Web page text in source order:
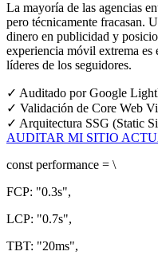
La mayoría de las agencias
pero técnicamente fracasan.
dinero en publicidad y
experiencia móvil extrema es
líderes de los seguidores.
✓ Auditado por Google
✓ Validación de Core Web
✓ Arquitectura SSG (Static
AUDITAR MI SITIO
const performance = \
FCP: "0.3s",
LCP: "0.7s",
TBT: "20ms",